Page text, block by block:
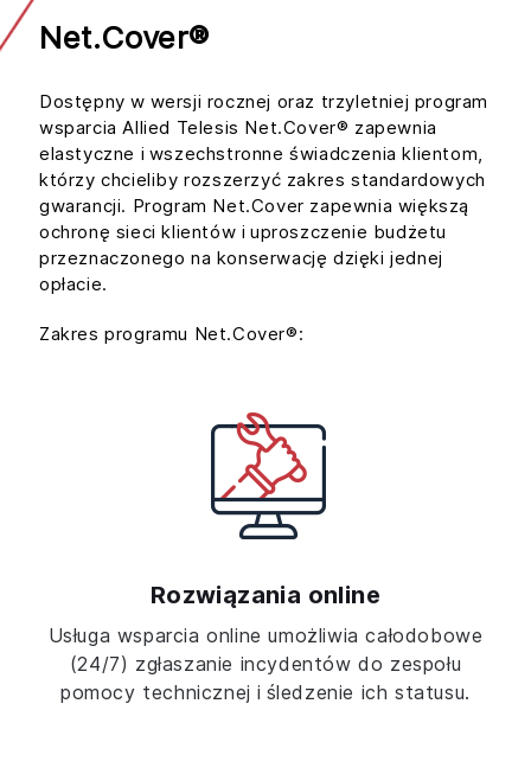
Net.Cover®
Dostępny w wersji rocznej oraz trzyletniej program
wsparcia Allied Telesis Net.Cover® zapewnia
elastyczne i wszechstronne świadczenia klientom,
którzy chcieliby rozszerzyć zakres standardowych
gwarancji. Program Net.Cover zapewnia większą
ochronę sieci klientów i uproszczenie budżetu
przeznaczonego na konserwację dzięki jednej
opłacie.
Zakres programu Net.Cover®:
Rozwiązania online
Usługa wsparcia online umożliwia całodobowe
(24/7) zgłaszanie incydentów do zespołu
pomocy technicznej i śledzenie ich statusu.